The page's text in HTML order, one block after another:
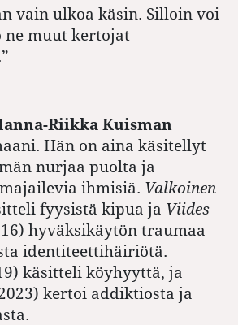
vain ulkoa käsin. Silloin voi
muut kertojat
Riikka Kuisman
Hän on aina käsitellyt
nurjaa puolta ja
ihmisiä. Valkoinen
fyysistä kipua ja Viides
hyväksikäytön traumaa
identiteettihäiriötä.
käsitteli köyhyyttä, ja
kertoi addiktiosta ja